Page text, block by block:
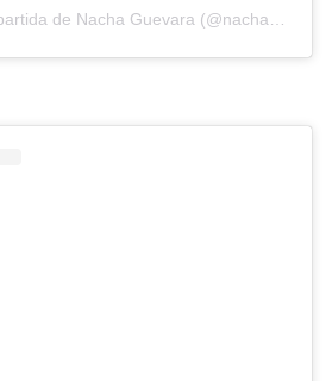
de Nacha Guevara (@nachaguevaraoficialok) el